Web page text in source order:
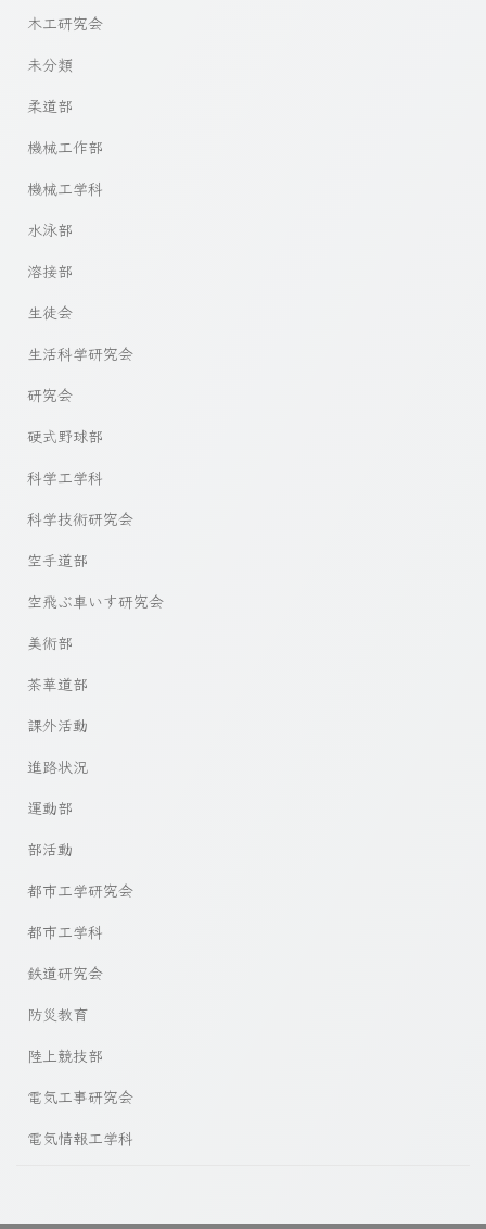
木工研究会
未分類
柔道部
機械工作部
機械工学科
水泳部
溶接部
生徒会
生活科学研究会
研究会
硬式野球部
科学工学科
科学技術研究会
空手道部
空飛ぶ車いす研究会
美術部
茶華道部
課外活動
進路状況
運動部
部活動
都市工学研究会
都市工学科
鉄道研究会
防災教育
陸上競技部
電気工事研究会
電気情報工学科